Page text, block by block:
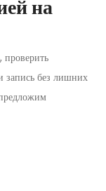
на
запись без лишних